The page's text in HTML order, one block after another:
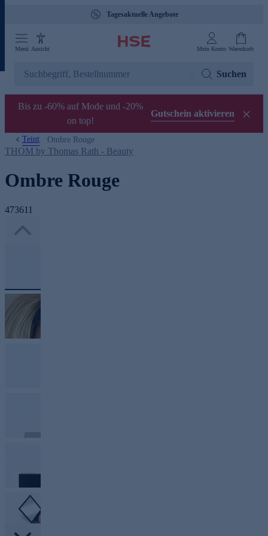
Tagesaktuelle Angebote
Menü Ansicht Mein Konto Warenkorb
Suchen
Bis zu -60% auf Mode und -20%
on top!
Gutschein aktivieren
Teint Ombre Rouge
THOM by Thomas Rath - Beauty
Ombre Rouge
473611